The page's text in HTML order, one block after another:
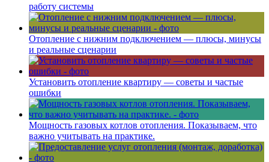
работу системы
Отопление с нижним подключением — плюсы, минусы
и реальные сценарии
Установить отопление квартиру — советы и частые
ошибки
Мощность газовых котлов отопления. Показываем, что
важно учитывать на практике.